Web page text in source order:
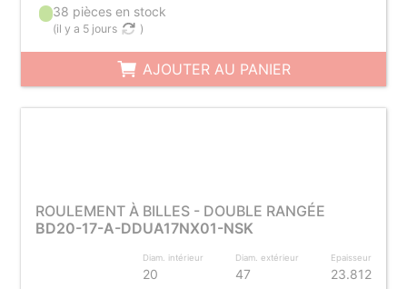
38 pièces en stock
(il y a 5 jours )
AJOUTER AU PANIER
ROULEMENT À BILLES - DOUBLE RANGÉE
BD20-17-A-DDUA17NX01-NSK
Diam. intérieur
20
Diam. extérieur
47
Epaisseur
23.812